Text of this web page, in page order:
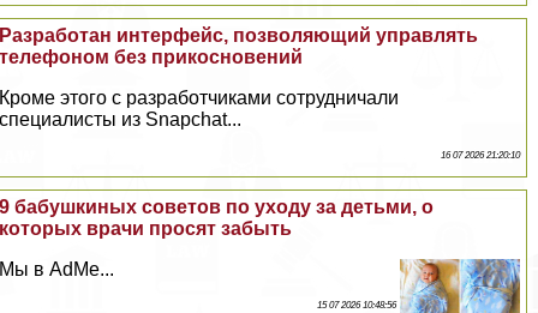
Разработан интерфейс, позволяющий управлять
телефоном без прикосновений
Кроме этого с разработчиками сотрудничали
специалисты из Snapchat...
16 07 2026 21:20:10
9 бабушкиных советов по уходу за детьми, о
которых врачи просят забыть
Мы в AdMe...
15 07 2026 10:48:56